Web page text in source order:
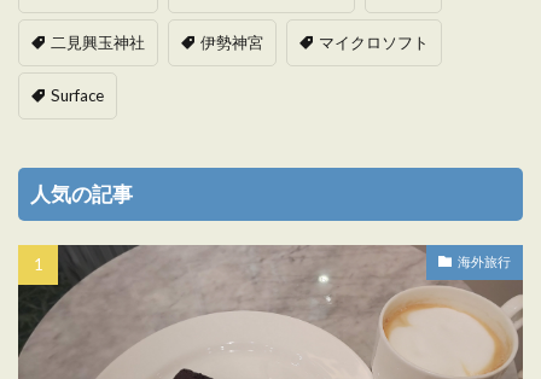
二見興玉神社 伊勢神宮 マイクロソフト
Surface
人気の記事
海外旅行